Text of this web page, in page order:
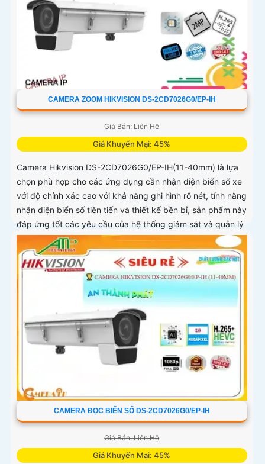
CAMERA ZOOM HIKVISION DS-2CD7026G0/EP-IH
Giá Bán: Liên Hệ
Giá Khuyến Mại: 45%
Camera Hikvision DS-2CD7026G0/EP-IH(11-40mm) là lựa
chọn phù hợp cho các ứng dụng cần nhận diện biển số xe
với độ chính xác cao với khả năng ghi hình rõ nét, tính năng
nhận diện biển số tiên tiến và thiết kế bền bỉ, sản phẩm này
đáp ứng tốt các yêu cầu của hệ thống giám sát và quản lý
giao thông.
CAMERA ĐỌC BIỂN SỐ DS-2CD7026G0/EP-IH
Giá Bán: Liên Hệ
Giá Khuyến Mại: 45%